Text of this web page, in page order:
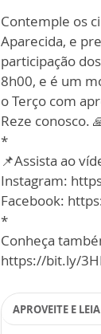
Contemple os
Aparecida, e
participação
8h00, e é um
o Terço com
Reze conosco.
*
📌Assista ao
Instagram:
Facebook:
*
Conheça
https://bit.ly/
APROVEITE E